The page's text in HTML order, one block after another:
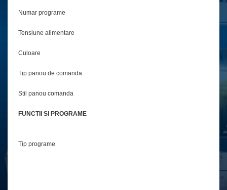
Numar programe
Tensiune alimentare
Culoare
Tip panou de comanda
Stil panou comanda
FUNCTII SI PROGRAME
Tip programe